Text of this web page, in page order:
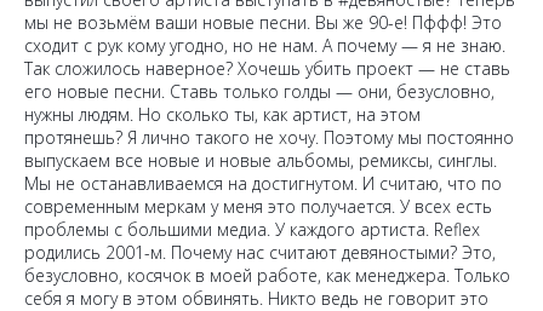
мы не возьмём ваши новые песни. Вы же 90-е! Пффф! Это
сходит с рук кому угодно, но не нам. А почему — я не знаю.
Так сложилось наверное? Хочешь убить проект — не ставь
его новые песни. Ставь только голды — они, безусловно,
нужны людям. Но сколько ты, как артист, на этом
протянешь? Я лично такого не хочу. Поэтому мы постоянно
выпускаем все новые и новые альбомы, ремиксы, синглы.
Мы не останавливаемся на достигнутом. И считаю, что по
современным меркам у меня это получается. У всех есть
проблемы с большими медиа. У каждого артиста. Reflex
родились 2001-м. Почему нас считают девяностыми? Это,
безусловно, косячок в моей работе, как менеджера. Только
себя я могу в этом обвинять. Никто ведь не говорит это